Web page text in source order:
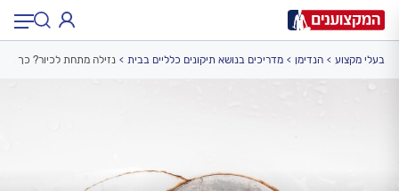
תחום
תל אביב, חיפה…
בעלי מקצוע הנדימן מדריכים בנושא תיקונים כלליים בבית נזילה מתחת לכיור? כך